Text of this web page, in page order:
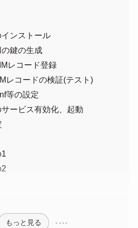
ンストール
鍵の生成
レコード登録
レコードの検証(テスト)
等の設定
ービス有効化、起動
もっと見る